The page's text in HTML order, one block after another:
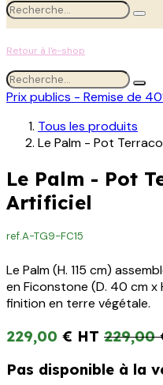
Retour à l'e-shop
Prix publics - Remise de
Tous les produits
Le Palm - Pot
Le Palm - Pot
Artificiel
ref.A-TG9-FC15
Le Palm (H. 115 cm)
en Ficonstone (D. 40 cm x
finition en terre végétale.
229,00 € 229,00
Pas disponible à la